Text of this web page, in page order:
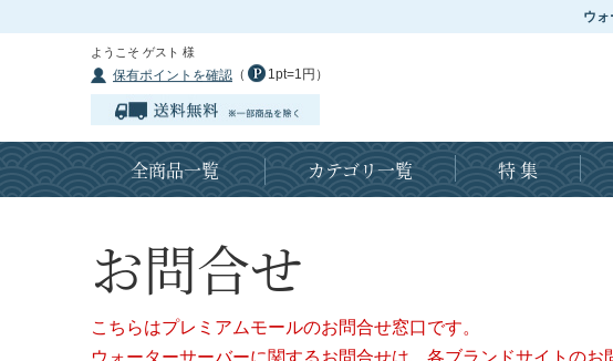
ウ
ようこそ ゲスト 様
保有ポイントを確認 （ 1pt=1円）
全商品一覧 カテゴリ一覧 特 集
お問合せ
こちらはプレミアムモールのお問合せ窓口です。
ウォーターサーバーに関するお問合せは、各ブランドサイトのお